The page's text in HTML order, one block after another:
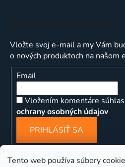
Tento web používa súbory
Vložte svoj e-mail a my Vám
o nových produktoch na našom
Email
Vložením komentáre
ochrany osobných údajov
PRIHLÁSIŤ SA